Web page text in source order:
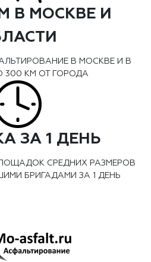
В МОСКВЕ И
В МОСКВЕ И В
300 КМ ОТ ГОРОДА
ЗА 1 ДЕНЬ
СРЕДНИХ РАЗМЕРОВ
БРИГАДАМИ ЗА 1 ДЕНЬ